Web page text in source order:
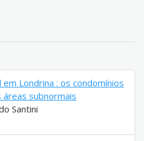
Londrina : os condomínios
subnormais
Santini